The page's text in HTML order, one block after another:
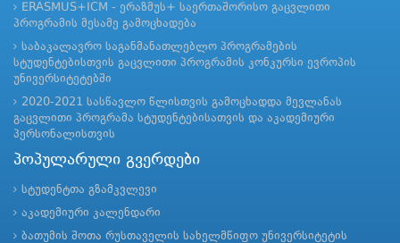
ERASMUS+ICM - ერაზმუს+ საერთაშორისო გაცვლითი
პროგრამის მესამე გამოცხადება
საბაკალავრო საგანმანათლებლო პროგრამების
სტუდენტებისთვის გაცვლითი პროგრამის კონკურსი ევროპის
უნივერსიტეტებში
2020-2021 სასწავლო წლისთვის გამოცხადდა მევლანას
გაცვლითი პროგრამა სტუდენტებისათვის და აკადემიური
პერსონალისთვის
პოპულარული გვერდები
სტუდენტთა გზამკვლევი
აკადემიური კალენდარი
ბათუმის შოთა რუსთაველის სახელმწიფო უნივერსიტეტის